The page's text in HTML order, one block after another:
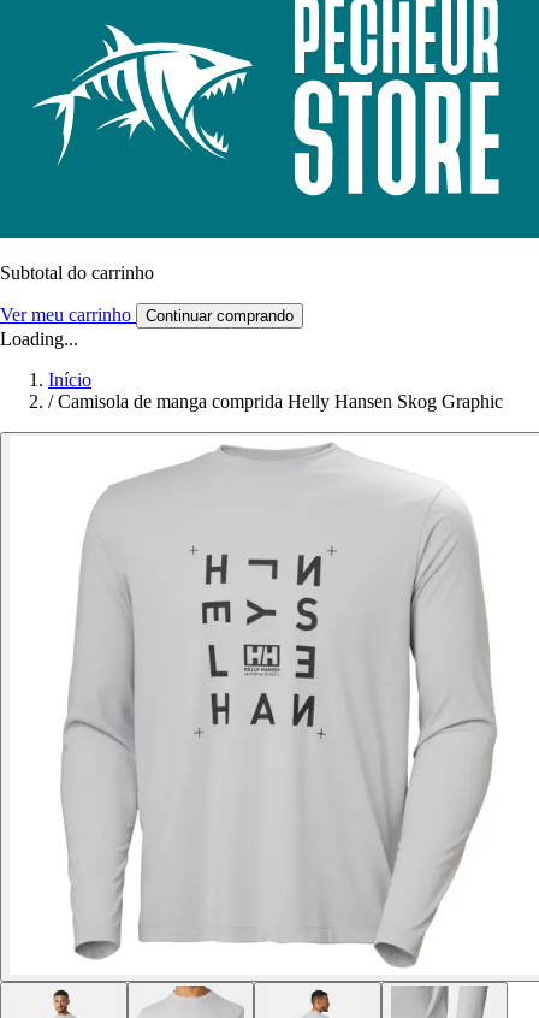
Subtotal do carrinho
Ver meu carrinho Continuar comprando
Loading...
Início
/ Camisola de manga comprida Helly Hansen Skog Graphic